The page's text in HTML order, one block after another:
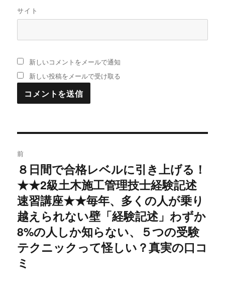
サイト
新しいコメントをメールで通知
新しい投稿をメールで受け取る
稿
ナ
ビ
ゲ
ー
シ
前
過
去
の
投
稿:
８日間で合格レベルに引き上げる！
★★2級土木施工管理技士経験記述
速習講座★★毎年、多くの人が乗り
越えられない壁「経験記述」わずか
8%の人しか知らない、５つの受験
テクニックって怪しい？真実の口コ
ミ